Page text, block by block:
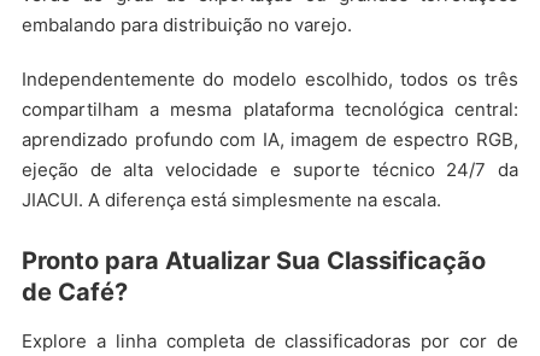
embalando para distribuição no varejo.
Independentemente do modelo escolhido, todos os três
compartilham a mesma plataforma tecnológica central:
aprendizado profundo com IA, imagem de espectro RGB,
ejeção de alta velocidade e suporte técnico 24/7 da
JIACUI. A diferença está simplesmente na escala.
Pronto para Atualizar Sua Classificação
de Café?
Explore a linha completa de classificadoras por cor de